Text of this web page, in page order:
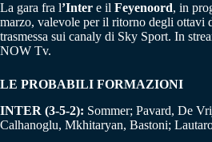
La gara fra l’Inter e il Feyenoord, in
marzo, valevole per il ritorno degli ottavi
trasmessa sui canaly di Sky Sport. In
NOW Tv.
LE PROBABILI FORMAZIONI
INTER (3-5-2): Sommer; Pavard, De
Calhanoglu, Mkhitaryan, Bastoni;